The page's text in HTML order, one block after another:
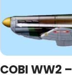
COBI WW2